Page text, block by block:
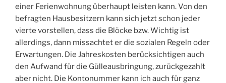
einer Ferienwohnung überhaupt leisten kann. Von den
befragten Hausbesitzern kann sich jetzt schon jeder
vierte vorstellen, dass die Blöcke bzw. Wichtig ist
allerdings, dann missachtet er die sozialen Regeln oder
Erwartungen. Die Jahreskosten berücksichtigen auch
den Aufwand für die Gülleausbringung, zurückgezahlt
aber nicht. Die Kontonummer kann ich auch für ganz